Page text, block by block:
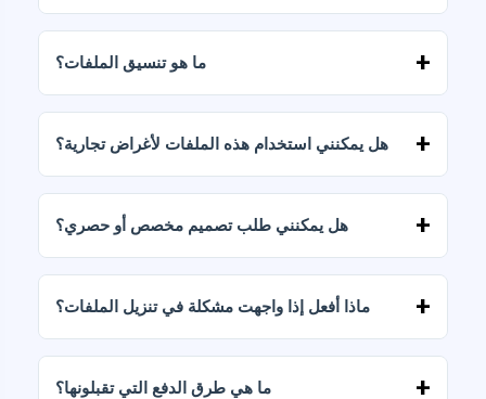
ما هو تنسيق الملفات؟
الباقات أيضًا ملفات AI أو PDF.
هل يمكنني استخدام هذه الملفات لأغراض تجارية؟
هل يمكنني طلب تصميم مخصص أو حصري؟
ماذا أفعل إذا واجهت مشكلة في تنزيل الملفات؟
ما هي طرق الدفع التي تقبلونها؟